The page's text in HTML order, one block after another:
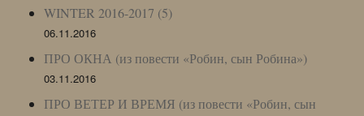
WINTER 2016-2017 (5)
06.11.2016
ПРО ОКНА (из повести «Робин, сын Робина»)
03.11.2016
ПРО ВЕТЕР И ВРЕМЯ (из повести «Робин, сын